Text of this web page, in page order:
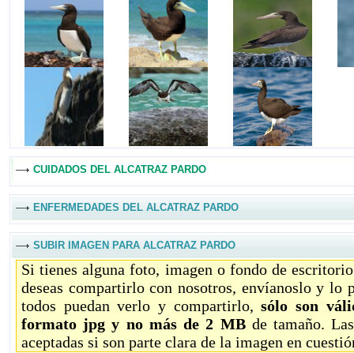
CUIDADOS DEL ALCATRAZ PARDO
ENFERMEDADES DEL ALCATRAZ PARDO
SUBIR IMAGEN PARA ALCATRAZ PARDO
Si tienes alguna foto, imagen o fondo de
deseas compartirlo con nosotros, envíanoslo y lo
todos puedan verlo y compartirlo,sólo son
formato jpg y no más de 2 MBde tamaño.
aceptadas si son parte clara de la imagen en